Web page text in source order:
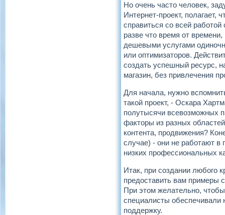
Но очень часто человек,
Интернет-проект, полагает,
справиться со всей работой
разве что время от времени,
дешевыми услугами
или оптимизаторов.
создать успешный ресурс,
магазин, без привлечения
Для начала, нужно
такой проект, - Оскара
полутысячи всевозможных
факторы из разных
контента, продвижения?
случае) - они не работают в
низких профессиональных
Итак, при создании любого
предоставить вам примеры
При этом желательно,
специалисты обеспечивали
поддержку.